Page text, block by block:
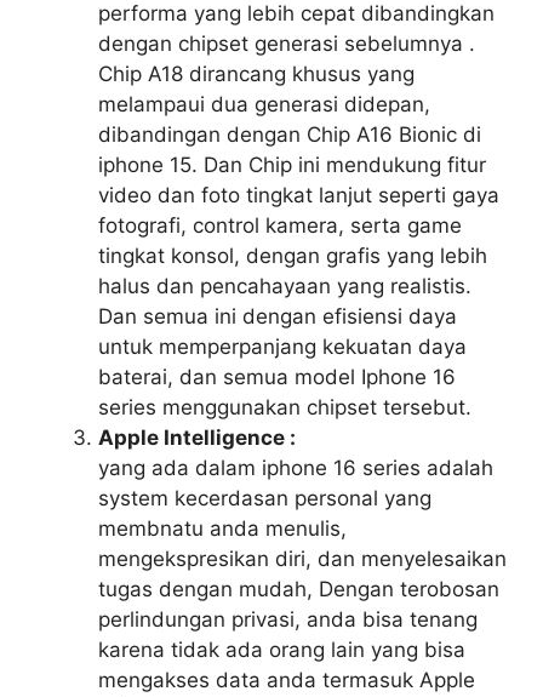
performa yang lebih cepat dibandingkan
dengan chipset generasi sebelumnya .
Chip A18 dirancang khusus yang
melampaui dua generasi didepan,
dibandingan dengan Chip A16 Bionic di
iphone 15. Dan Chip ini mendukung fitur
video dan foto tingkat lanjut seperti gaya
fotografi, control kamera, serta game
tingkat konsol, dengan grafis yang lebih
halus dan pencahayaan yang realistis.
Dan semua ini dengan efisiensi daya
untuk memperpanjang kekuatan daya
baterai, dan semua model Iphone 16
series menggunakan chipset tersebut.
Apple Intelligence :
yang ada dalam iphone 16 series adalah
system kecerdasan personal yang
membnatu anda menulis,
mengekspresikan diri, dan menyelesaikan
tugas dengan mudah, Dengan terobosan
perlindungan privasi, anda bisa tenang
karena tidak ada orang lain yang bisa
mengakses data anda termasuk Apple